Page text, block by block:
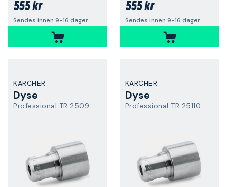
555 kr
Sendes innen 9-16 dager
555 kr
Sendes innen 9-16 dager
KÄRCHER
Dyse
Professional TR 25090 Easy Force
KÄRCHER
Dyse
Professional TR 25110 Easy Force